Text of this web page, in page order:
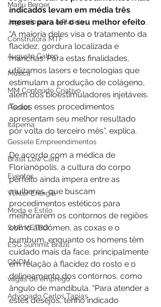
Manu Berger
Jogando para a Plateia
Construtora MTF
Augusto Gallon
Música
MM Conteúdo Criativo
Pocket
Itapema
Gessele Empreendimentos
Brasil Low Carb
Eventos
Vektor Energia
Moda e Estilo
SAIE VETRO
ESG Summit Brazil
ONDM
vagas de emprego
Advogado Carlos Tapias
indicados levam em média três
meses para ter o seu melhor efeito.
“A maioria deles visa o tratamento da
flacidez, gordura localizada e
manchas. Para estas finalidades,
utilizamos lasers e tecnologias que
estimulam a produção de colágeno,
além dos bioestimuladores injetáveis.
Todos esses procedimentos
apresentam seu melhor resultado
por volta do terceiro mês”, explica.
De acordo com a médica de
Florianópolis, a cultura do corpo
perfeito ainda impera entre as
mulheres, que buscam
procedimentos estéticos para
melhorarem os contornos de regiões
como abdômen, as coxas e o
bumbum, enquanto os homens têm
cuidado mais da face, principalmente
em relação à flacidez do rosto e o
delineamento dos contornos, como
ângulo de mandíbula. “Para atender a
estes desejos, tenho indicado